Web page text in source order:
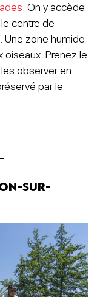
. On y accède
centre de
Une zone humide
oiseaux. Prenez le
observer en
par le
sur-